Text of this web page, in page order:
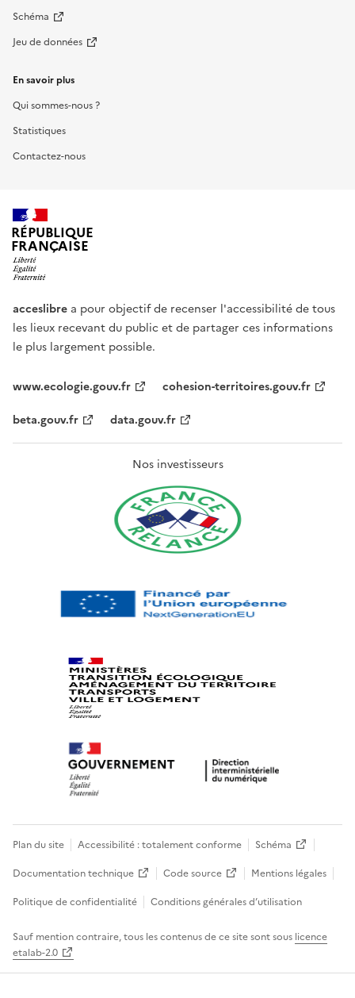
Schéma
Jeu de données
En savoir plus
Qui sommes-nous ?
Statistiques
Contactez-nous
RÉPUBLIQUE
FRANÇAISE
acceslibre a pour objectif de recenser l'accessibilité de tous
les lieux recevant du public et de partager ces informations
le plus largement possible.
www.ecologie.gouv.fr
cohesion-territoires.gouv.fr
beta.gouv.fr
data.gouv.fr
Nos investisseurs
Plan du site Accessibilité : totalement conforme
Schéma
Documentation technique
Code source
Mentions légales
Politique de confidentialité
Conditions générales d’utilisation
Sauf mention contraire, tous les contenus de ce site sont sous licence
etalab-2.0